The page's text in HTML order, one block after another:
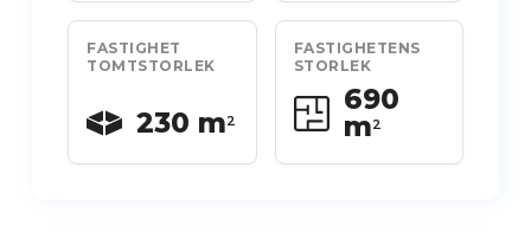
FASTIGHET
TOMTSTORLEK
230 m2
FASTIGHETENS
STORLEK
690
m2